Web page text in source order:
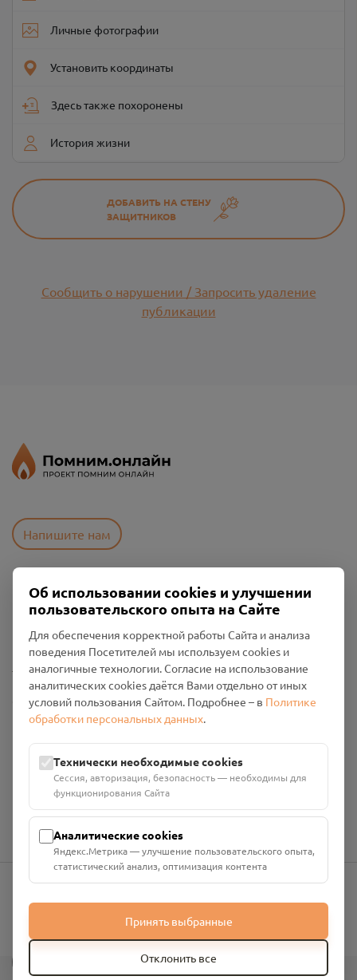
Личные фотографии
Установить координаты
Здесь также похоронены
История жизни
ДОБАВИТЬ НА СТЕНУ
ЗАЩИТНИКОВ
Сообщить о нарушении / Запросить удаление
публикации
Напишите нам
Пользовательское соглашение
Политика конфиденциальности
Промо-материалы
Настройки cookies
Общество с ограниченной ответственностью «Смоленский
Проект Помним»
Юридический адрес: 216790, Смоленская область, р-н
Руднянский, г. Рудня, улица Западная, д. 26А, пом. 18
Номер счёта: 40702810901130004287 в АО "АЛЬФА-БАНК"
Кор. счёт: 30101810200000000593
info@pomnim.online
Об использовании cookies и улучшении
пользовательского опыта на Сайте
Для обеспечения корректной работы Сайта и анализа
поведения Посетителей мы используем cookies и
аналогичные технологии. Согласие на использование
аналитических cookies даётся Вами отдельно от иных
условий пользования Сайтом. Подробнее – в Политике
обработки персональных данных.
Технически необходимые cookies
Сессия, авторизация, безопасность — необходимы для
функционирования Сайта
Аналитические cookies
Яндекс.Метрика — улучшение пользовательского опыта,
статистический анализ, оптимизация контента
Принять выбранные
Отклонить все